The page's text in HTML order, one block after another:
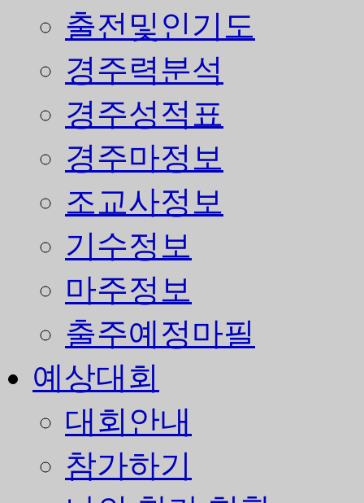
출전및인기도
경주력분석
경주성적표
경주마정보
조교사정보
기수정보
마주정보
출주예정마필
예상대회
대회안내
참가하기